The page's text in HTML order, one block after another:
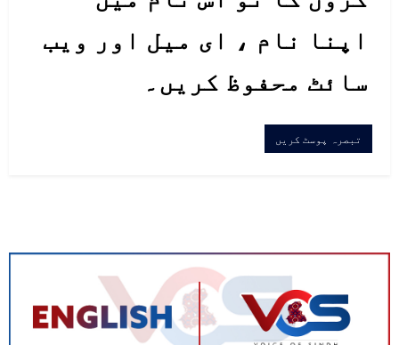
اپنا نام ، ای میل اور ویب
سائٹ محفوظ کریں۔